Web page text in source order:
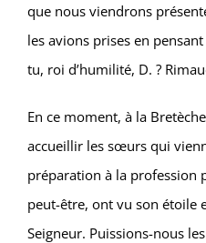
que nous viendrons
les avions prises en
tu, roi d’humilité, D. ?
En ce moment, à la
accueillir les sœurs qui
préparation à la profession
peut-être, ont vu son étoile
Seigneur. Puissions-nous